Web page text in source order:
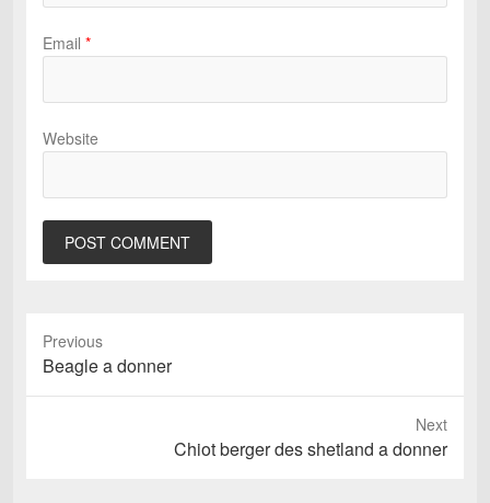
Email *
Website
Previous
Previous
post:
Beagle a donner
Next
Chiot berger des shetland a donner